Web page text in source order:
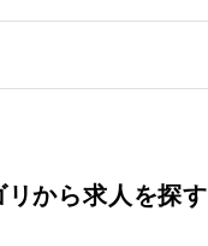
リから求人を探す